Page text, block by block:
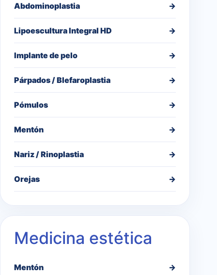
Abdominoplastia →
Lipoescultura Integral HD →
Implante de pelo →
Párpados / Blefaroplastia →
Pómulos →
Mentón →
Nariz / Rinoplastia →
Orejas →
Medicina estética
Mentón →